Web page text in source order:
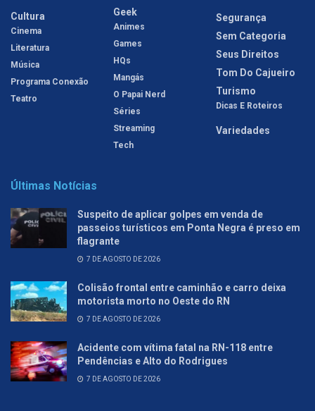
Cultura
Cinema
Literatura
Música
Programa Conexão
Teatro
Geek
Animes
Games
HQs
Mangás
O Papai Nerd
Séries
Streaming
Tech
Segurança
Sem Categoria
Seus Direitos
Tom Do Cajueiro
Turismo
Dicas E Roteiros
Variedades
Últimas Notícias
Suspeito de aplicar golpes em venda de
passeios turísticos em Ponta Negra é preso em
flagrante
7 DE AGOSTO DE 2026
Colisão frontal entre caminhão e carro deixa
motorista morto no Oeste do RN
7 DE AGOSTO DE 2026
Acidente com vítima fatal na RN-118 entre
Pendências e Alto do Rodrigues
7 DE AGOSTO DE 2026